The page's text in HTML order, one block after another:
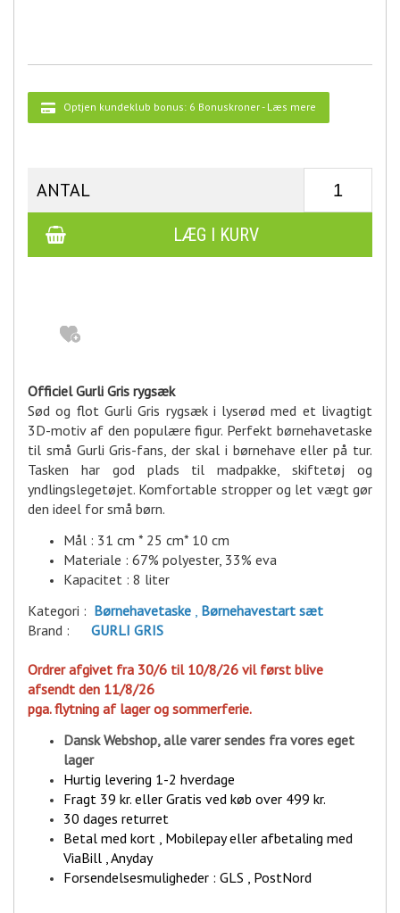
Optjen kundeklub bonus: 6 Bonuskroner- Læs mere
ANTAL
Officiel Gurli Gris rygsæk
Sød og flot Gurli Gris rygsæk i lyserød med et livagtigt
3D-motiv af den populære figur. Perfekt børnehavetaske
til små Gurli Gris-fans, der skal i børnehave eller på tur.
Tasken har god plads til madpakke, skiftetøj og
yndlingslegetøjet. Komfortable stropper og let vægt gør
den ideel for små børn.
Mål : 31 cm * 25 cm* 10 cm
Materiale : 67% polyester, 33% eva
Kapacitet : 8 liter
Kategori : Børnehavetaske , Børnehavestart sæt
Brand :
GURLI GRIS
Ordrer afgivet fra 30/6 til 10/8/26 vil først blive
afsendt den 11/8/26
pga. flytning af lager og sommerferie.
Dansk Webshop, alle varer sendes fra vores eget
lager
Hurtig levering 1-2 hverdage
Fragt 39 kr. eller Gratis ved køb over 499 kr.
30 dages returret
Betal med kort , Mobilepay eller afbetaling med
ViaBill , Anyday
Forsendelsesmuligheder : GLS , PostNord